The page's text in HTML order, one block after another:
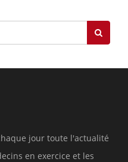
jour toute l'actualité
en exercice et les